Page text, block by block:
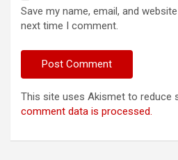
Save my name, email, and
next time I comment.
This site uses Akismet to reduce
comment data is processed.